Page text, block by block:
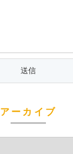
アーカイブ